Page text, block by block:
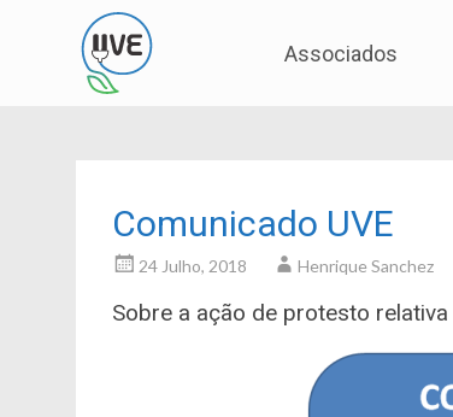
to
Associados
Comunicado UVE
24 Julho, 2018 Henrique Sanchez
Sobre a ação de protesto